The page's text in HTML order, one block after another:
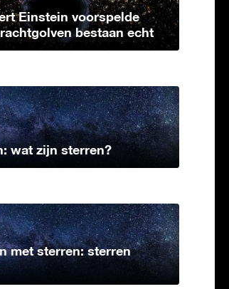
Einstein voorspelde
bestaan echt
wat zijn sterren?
met sterren: sterren